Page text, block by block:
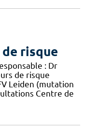
risque
: Dr
de risque
Leiden (mutation
Centre de